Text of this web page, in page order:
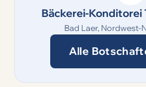
Bäckerei-Konditorei
Bad Laer, Nordwest-
Alle